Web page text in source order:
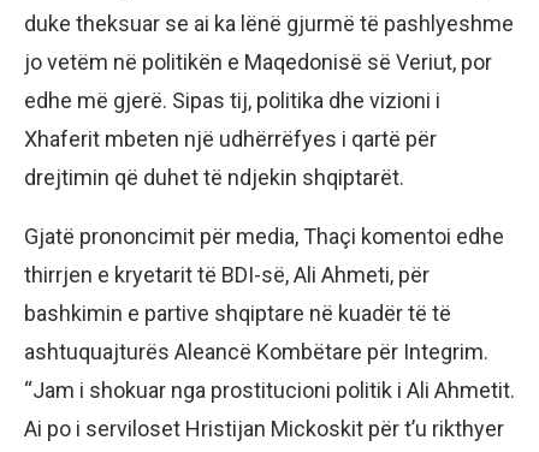
duke theksuar se ai ka lënë gjurmë të pashlyeshme
jo vetëm në politikën e Maqedonisë së Veriut, por
edhe më gjerë. Sipas tij, politika dhe vizioni i
Xhaferit mbeten një udhërrëfyes i qartë për
drejtimin që duhet të ndjekin shqiptarët.
Gjatë prononcimit për media, Thaçi komentoi edhe
thirrjen e kryetarit të BDI-së, Ali Ahmeti, për
bashkimin e partive shqiptare në kuadër të të
ashtuquajturës Aleancë Kombëtare për Integrim.
“Jam i shokuar nga prostitucioni politik i Ali Ahmetit.
Ai po i serviloset Hristijan Mickoskit për t’u rikthyer